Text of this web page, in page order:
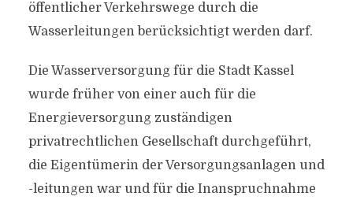
öffentlicher Verkehrswege durch die
Wasserleitungen berücksichtigt werden darf.
Die Wasserversorgung für die Stadt Kassel
wurde früher von einer auch für die
Energieversorgung zuständigen
privatrechtlichen Gesellschaft durchgeführt,
die Eigentümerin der Versorgungsanlagen und
-leitungen war und für die Inanspruchnahme